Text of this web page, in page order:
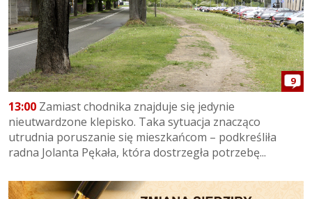
9
13:00 Zamiast chodnika znajduje się jedynie
nieutwardzone klepisko. Taka sytuacja znacząco
utrudnia poruszanie się mieszkańcom – podkreśliła
radna Jolanta Pękała, która dostrzegła potrzebę...